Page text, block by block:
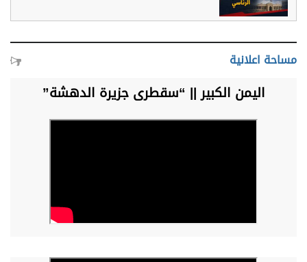
مساحة اعلانية
اليمن الكبير || “سقطرى جزيرة الدهشة”